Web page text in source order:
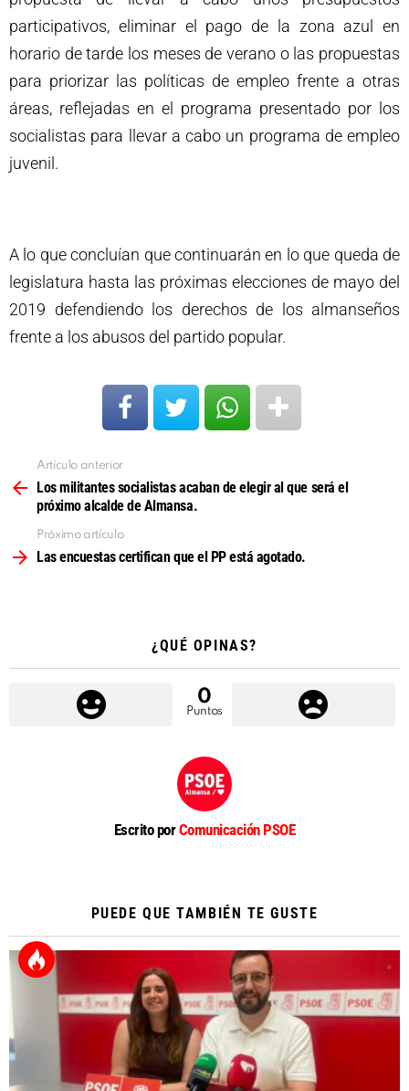
participativos, eliminar el pago de la zona azul en
horario de tarde los meses de verano o las propuestas
para priorizar las políticas de empleo frente a otras
áreas, reflejadas en el programa presentado por los
socialistas para llevar a cabo un programa de empleo
juvenil.
A lo que concluían que continuarán en lo que queda de
legislatura hasta las próximas elecciones de mayo del
2019 defendiendo los derechos de los almanseños
frente a los abusos del partido popular.
más
Artículo anterior
Los militantes socialistas acaban de elegir al que será el
próximo alcalde de Almansa.
Próximo artículo
Las encuestas certifican que el PP está agotado.
¿QUÉ OPINAS?
0
Puntos
Escrito porComunicación PSOE
PUEDE QUE TAMBIÉN TE GUSTE